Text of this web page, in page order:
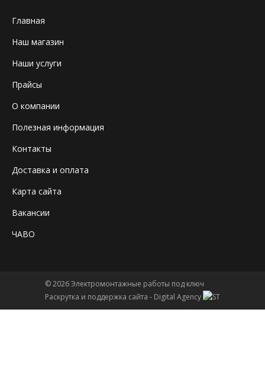
Главная
Наш магазин
Наши услуги
Прайсы
О компании
Полезная информация
Контакты
Доставка и оплата
Карта сайта
Вакансии
ЧАВО
© 2026Электромонтажные работы под ключ
Раскрутка и поддержка сайта - Digital Agency